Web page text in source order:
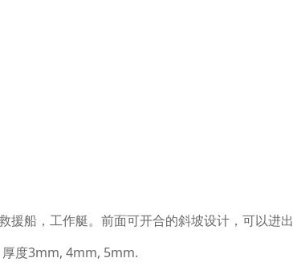
援船，工作艇。前面可开合的斜坡设计，可以进出
厚度3mm, 4mm, 5mm.